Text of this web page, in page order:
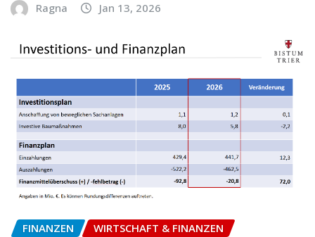
Ragna Jan 13, 2026
FINANZEN WIRTSCHAFT & FINANZEN